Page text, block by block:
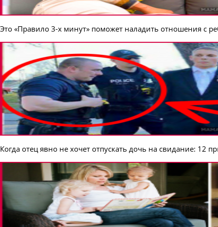
Это «Правило 3-х минут» поможет наладить отношения с
Когда отец явно не хочет отпускать дочь на свидание: 12